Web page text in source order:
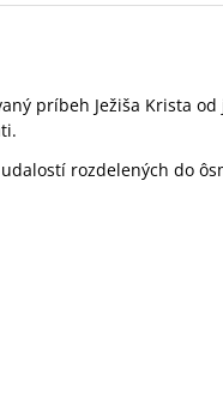
príbeh Ježiša Krista
rozdelených do